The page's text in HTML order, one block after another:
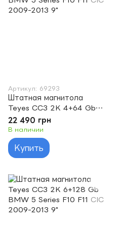
Артикул: 69293
Штатная магнитола
Teyes CC3 2K 4+64 Gb
BMW 5 Series F10 F11 CIC
2009-2013 9"
22 490 грн
В наличии
Купить